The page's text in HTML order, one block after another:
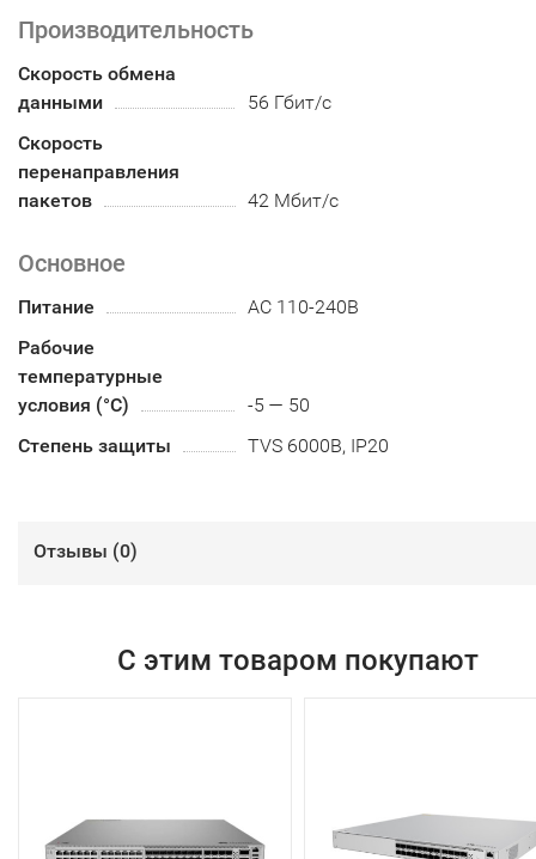
Производительность
Скорость обмена
данными
56 Гбит/с
Скорость
перенаправления
пакетов
42 Мбит/с
Основное
Питание
AC 110-240В
Рабочие
температурные
условия (°С)
-5 — 50
Степень защиты
TVS 6000В, IP20
Отзывы (0)
С этим товаром покупают